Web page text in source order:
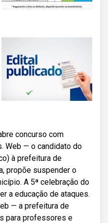
concurso com
Web — o candidato do
à prefeitura de
propõe suspender o
A 5ª celebração do
a educação de ataques.
— a prefeitura de
para professores e